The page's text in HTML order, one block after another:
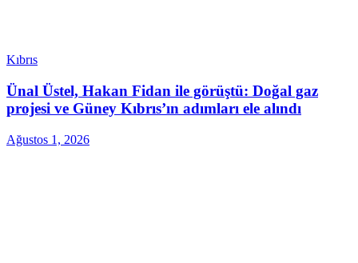
Kıbrıs
Ünal Üstel, Hakan Fidan ile görüştü: Doğal gaz
projesi ve Güney Kıbrıs’ın adımları ele alındı
Ağustos 1, 2026